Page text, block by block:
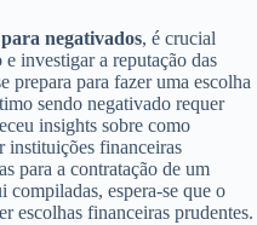
negativados, é crucial
investigar a reputação das
prepara para fazer uma escolha
sendo negativado requer
insights sobre como
instituições financeiras
para a contratação de um
compiladas, espera-se que o
escolhas financeiras prudentes.